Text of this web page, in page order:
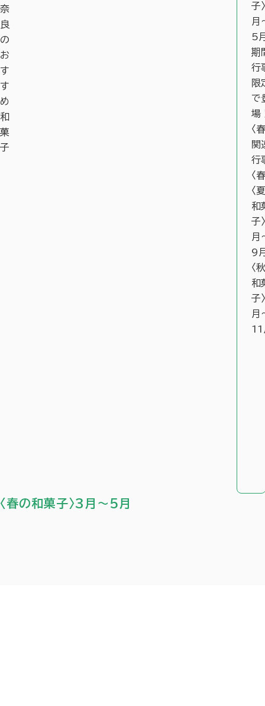
奈
良
の
お
す
す
め
和
菓
子
子
月
5
期
行
限
で
場
〈
関
行
〈
〈
和
子
月
9
〈
和
子
月
11
〈春の和菓子〉3月～5月